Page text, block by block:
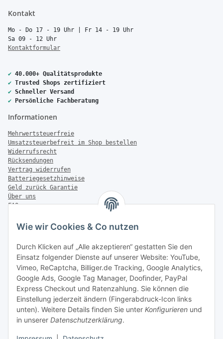
Wie wir Cookies & Co nutzen
Durch Klicken auf „Alle akzeptieren“ gestatten Sie den
Einsatz folgender Dienste auf unserer Website: YouTube,
Vimeo, ReCaptcha, Billiger.de Tracking, Google Analytics,
Google Ads, Google Tag Manager, Doofinder, PayPal
Express Checkout und Ratenzahlung. Sie können die
Einstellung jederzeit ändern (Fingerabdruck-Icon links
unten). Weitere Details finden Sie unter Konfigurieren und
in unserer Datenschutzerklärung.
Kontakt
Mo - Do 17 - 19 Uhr | Fr 14 - 19 Uhr
Sa 09 - 12 Uhr
Kontaktformular
✔ 40.000+ Qualitätsprodukte
✔ Trusted Shops zertifiziert
✔ Schneller Versand
✔ Persönliche Fachberatung
Informationen
Mehrwertsteuerfreie
Umsatzsteuerbefreit im Shop bestellen
Widerrufsrecht
Rücksendungen
Vertrag widerrufen
Batteriegesetzhinweise
Geld zurück Garantie
Über uns
FAQ
Zahlung & Versand
Versandinformationen
Sonstiges